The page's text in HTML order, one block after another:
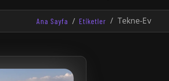
Ana Sayfa Etiketler Tekne-Ev